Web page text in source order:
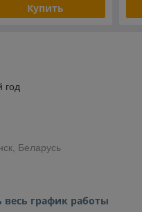
Купить
год
Беларусь
весь график работы